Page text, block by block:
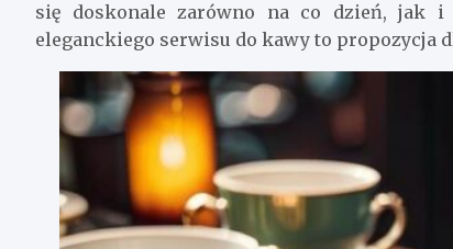
się doskonale zarówno na co dzień, jak i
eleganckiego serwisu do kawy to propozycja